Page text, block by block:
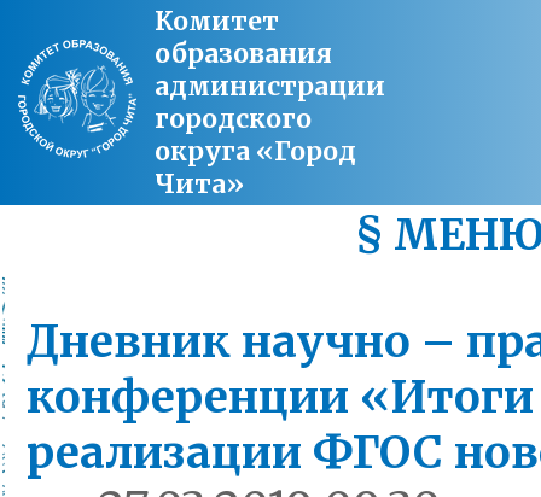
Комитет
образования
администрации
городского
округа «Город
Чита»
§
Дневник научно –
конференции
реализации ФГОС